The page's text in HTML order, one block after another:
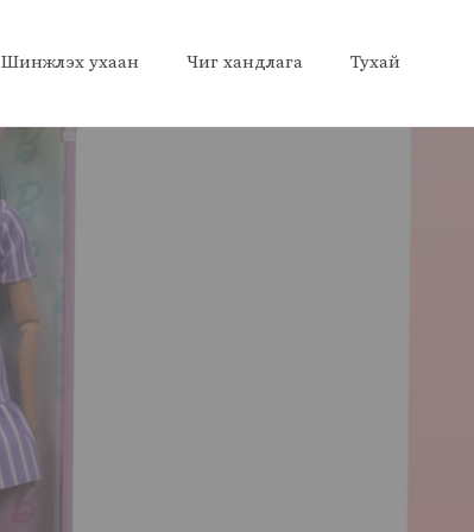
Шинжлэх ухаан Чиг хандлага Тухай